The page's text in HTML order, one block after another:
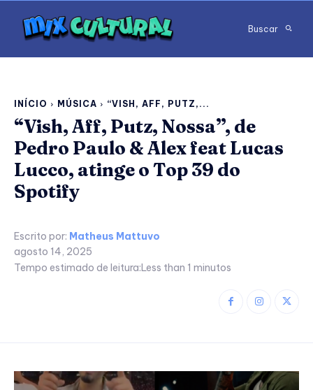
Buscar
INÍCIO MÚSICA “VISH, AFF, PUTZ,...
“Vish, Aff, Putz, Nossa”, de
Pedro Paulo & Alex feat Lucas
Lucco, atinge o Top 39 do
Spotify
Escrito por: Matheus Mattuvo
agosto 14, 2025
Tempo estimado de leitura:Less than 1 minutos